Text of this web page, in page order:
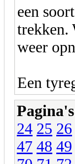
een
trekken.
weer
Een
24 25 26
47 48 49